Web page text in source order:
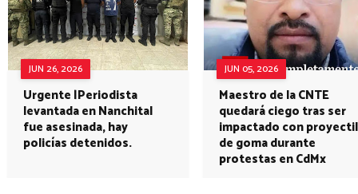
JUN 26, 2026
Urgente |Periodista
levantada en Nanchital
fue asesinada, hay
policías detenidos.
JUN 05, 2026
Maestro de la CNTE
quedará ciego tras ser
impactado con proyectil
de goma durante
protestas en CdMx